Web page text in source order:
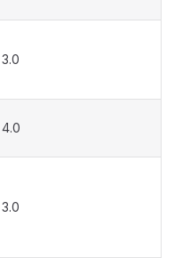
3.0
4.0
3.0